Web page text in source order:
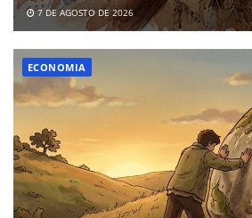
7 DE AGOSTO DE 2026
ECONOMIA